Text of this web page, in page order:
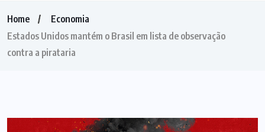
Home
Economia
Estados Unidos mantém o Brasil em lista de observação
contra a pirataria